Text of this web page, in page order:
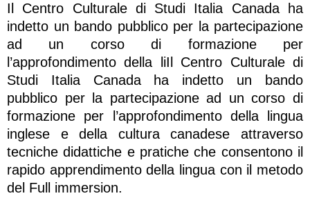
Il Centro Culturale di Studi Italia Canada ha
indetto un bando pubblico per la partecipazione
ad un corso di formazione per
l’approfondimento della liIl Centro Culturale di
Studi Italia Canada ha indetto un bando
pubblico per la partecipazione ad un corso di
formazione per l’approfondimento della lingua
inglese e della cultura canadese attraverso
tecniche didattiche e pratiche che consentono il
rapido apprendimento della lingua con il metodo
del Full immersion.